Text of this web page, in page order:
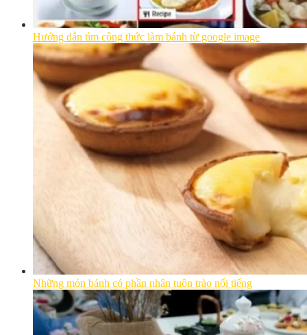
Hướng dẫn tìm công thức làm bánh từ google image
Những món bánh có phần nhân tuôn trào nổi tiếng